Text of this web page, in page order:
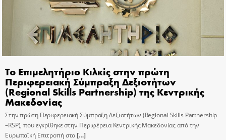
Το Επιμελητήριο Κιλκίς στην πρώτη
Περιφερειακή Σύμπραξη Δεξιοτήτων
(Regional Skills Partnership) της Κεντρικής
Μακεδονίας
Στην πρώτη Περιφερειακή Σύμπραξη Δεξιοτήτων (Regional Skills Partnership
–RSP), που εγκρίθηκε στην Περιφέρεια Κεντρικής Μακεδονίας από την
Ευρωπαϊκή Επιτροπή στο[…]